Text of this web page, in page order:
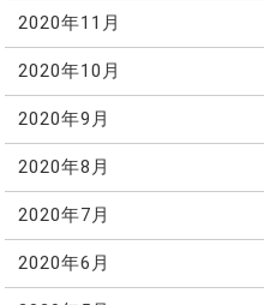
2020年11月
2020年10月
2020年9月
2020年8月
2020年7月
2020年6月